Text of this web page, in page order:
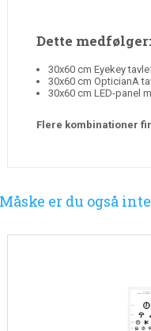
Dette medfølger:
30x60 cm Eyekey
30x60 cm OpticianA
30x60 cm LED-panel
Flere kombinationer
Måske er du også